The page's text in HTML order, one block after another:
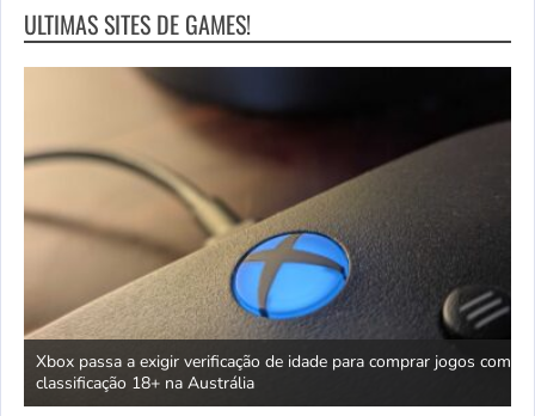
ULTIMAS SITES DE GAMES!
Xbox passa a exigir verificação de idade para comprar jogos com
classificação 18+ na Austrália